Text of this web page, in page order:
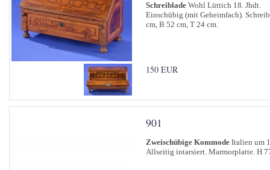
Schreiblade Wohl Lüttich 18. Jhdt.
Einschübig (mit Geheimfach).
cm, B 52 cm, T 24 cm.
150 EUR
901
Zweischübige Kommode Italien um
Allseitig intarsiert. Marmorplatte. H